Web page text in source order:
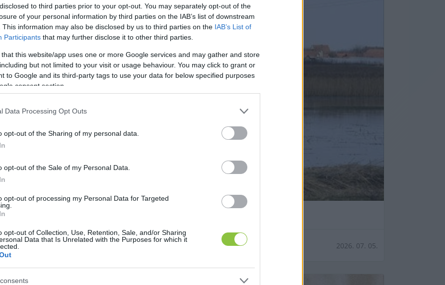
to third parties prior to your opt-out. You may separately opt-out of the
of your personal information by third parties on the IAB’s list of downstream
This information may also be disclosed by us to third parties on the IAB’s List of
Participants that may further disclose it to other third parties.
that this website/app uses one or more Google services and may gather and store
but not limited to your visit or usage behaviour. You may click to grant or
to Google and its third-party tags to use your data for below specified purposes
consent section.
Data Processing Opt Outs
opt-out of the Sharing of my personal data.
opt-out of the Sale of my Personal Data.
opt-out of processing my Personal Data for Targeted
opt-out of Collection, Use, Retention, Sale, and/or Sharing
Data that Is Unrelated with the Purposes for which it
hogy újra megyék legyenek Magyarországon
megyékre, a főispánokat kormánymegbízottakra.
2026. 07. 05.